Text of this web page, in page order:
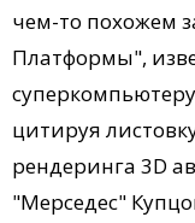
чем-то похожем
Платформы",
цитируя
рендеринга 3D
"Мерседес"